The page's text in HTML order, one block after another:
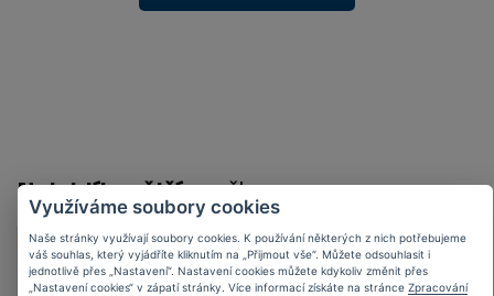
Nejoblíbenějšíznačky
Využíváme soubory cookies
Naše stránky využívají soubory cookies. K používání některých z nich potřebujeme
váš souhlas, který vyjádříte kliknutím na „Přijmout vše“. Můžete odsouhlasit i
jednotlivě přes „Nastavení“. Nastavení cookies můžete kdykoliv změnit přes
„Nastavení cookies“ v zápatí stránky. Více informací získáte na stránce Zpracování